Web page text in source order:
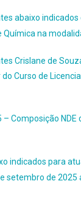
abaixo
na
Crislane de
Curso de
Composição
indicados para
setembro de 2025